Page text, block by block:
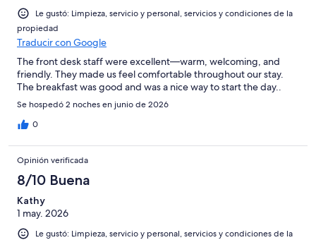
Le gustó: Limpieza, servicio y personal, servicios y condiciones de la
propiedad
Traducir con Google
The front desk staff were excellent—warm, welcoming, and
friendly. They made us feel comfortable throughout our stay.
The breakfast was good and was a nice way to start the day..
Se hospedó 2 noches en junio de 2026
0
Opinión verificada
8/10 Buena
Kathy
1 may. 2026
Le gustó: Limpieza, servicio y personal, servicios y condiciones de la